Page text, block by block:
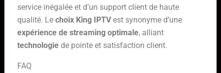
service inégalée et d’un support client de haute
qualité. Le choix King IPTVest synonyme d’une
expérience de streaming optimale, alliant
technologiede pointe et satisfaction client.
FAQ